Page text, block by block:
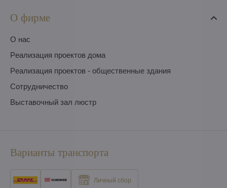
О фирме
O нас
Pеализация проектов дома
Pеализация проектов - общественные здания
Сотрудничество
Выставочный зал люстр
Варианты транспорта
Личный сбор